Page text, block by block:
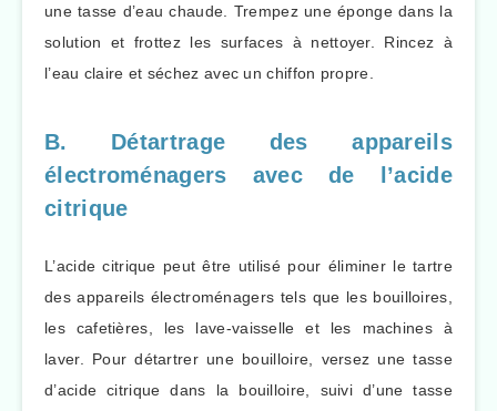
une tasse d’eau chaude. Trempez une éponge dans la
solution et frottez les surfaces à nettoyer. Rincez à
l’eau claire et séchez avec un chiffon propre.
B. Détartrage des appareils
électroménagers avec de l’acide
citrique
L’acide citrique peut être utilisé pour éliminer le tartre
des appareils électroménagers tels que les bouilloires,
les cafetières, les lave-vaisselle et les machines à
laver. Pour détartrer une bouilloire, versez une tasse
d’acide citrique dans la bouilloire, suivi d’une tasse